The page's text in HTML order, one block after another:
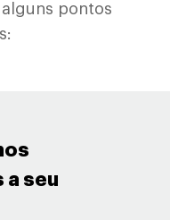
pontos
seu